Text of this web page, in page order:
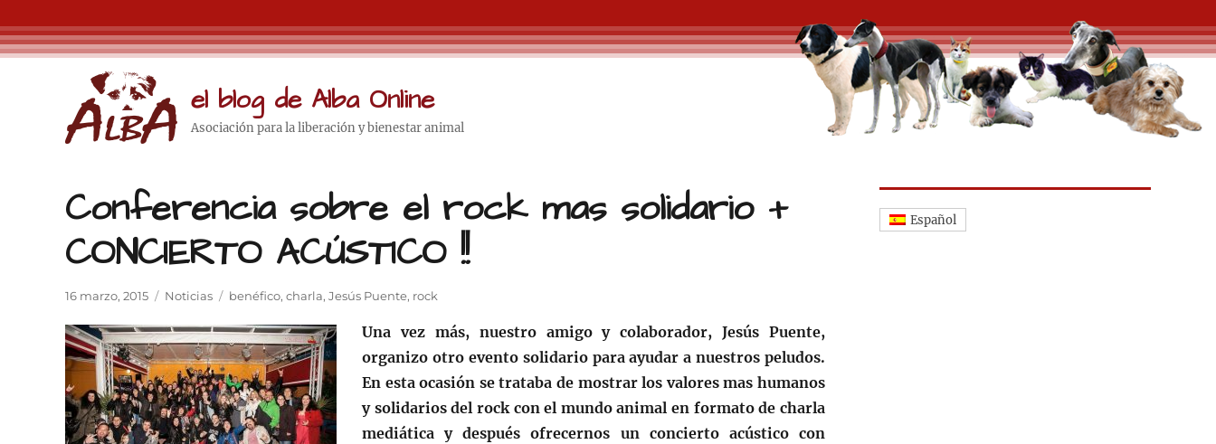
el blog de Alba Online
Asociación para la liberación y bienestar animal
Conferencia sobre el rock mas solidario +
CONCIERTO ACÚSTICO !!
Publicado
16 marzo, 2015 Categorías
Noticias Etiquetas
benéfico, charla, Jesús Puente, rock
Una vez más, nuestro amigo y colaborador, Jesús Puente,
organizo otro evento solidario para ayudar a nuestros peludos.
En esta ocasión se trataba de mostrar los valores mas humanos
y solidarios del rock con el mundo animal en formato de charla
mediática y después ofrecernos un concierto acústico con
Español